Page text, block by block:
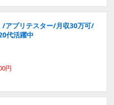
/アプリテスター/月収30万可/
代活躍中
円